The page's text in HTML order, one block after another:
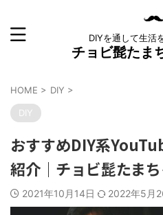
DIYを通して生活
チョビ髭たま
HOME > DIY >
DIY
おすすめDIY系
紹介｜チョビ髭たま
2021年10月14日 2022年5月